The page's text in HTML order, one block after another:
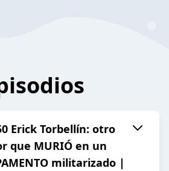
Erick Torbellín: otro
que MURIÓ en un
militarizado |